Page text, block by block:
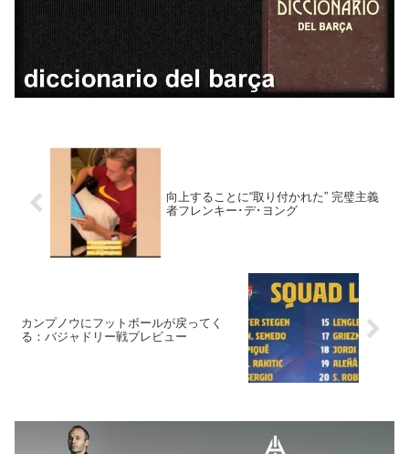
向上することに“取り付かれた” 完璧主義
者フレンキー･デ･ヨング
カンプノウにフットボールが戻ってく
る：バジャドリー戦プレビュー